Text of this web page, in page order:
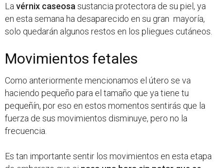
La vérnix caseosa sustancia protectora de su piel, ya
en esta semana ha desaparecido en su gran mayoría,
solo quedarán algunos restos en los pliegues cutáneos.
Movimientos fetales
Como anteriormente mencionamos el útero se va
haciendo pequeño para el tamaño que ya tiene tu
pequeñín, por eso en estos momentos sentirás que la
fuerza de sus movimientos disminuye, pero no la
frecuencia.
Es tan importante sentir los movimientos en esta etapa